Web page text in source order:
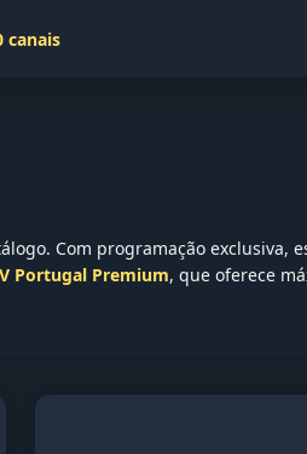
canais
Com programação exclusiva,
Portugal Premium, que oferece